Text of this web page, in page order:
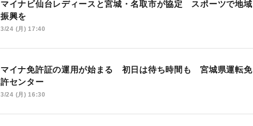
マイナビ仙台レディースと宮城・名取市が協定 スポーツで地域
振興を
3/24 (月) 17:40
マイナ免許証の運用が始まる 初日は待ち時間も 宮城県運転免
許センター
3/24 (月) 16:30